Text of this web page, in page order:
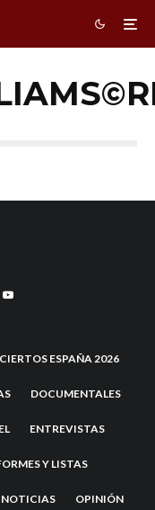
ESPAÑA 2026
DOCUMENTALES
ENTREVISTAS
Y LISTAS
NOTICIAS OPINIÓN